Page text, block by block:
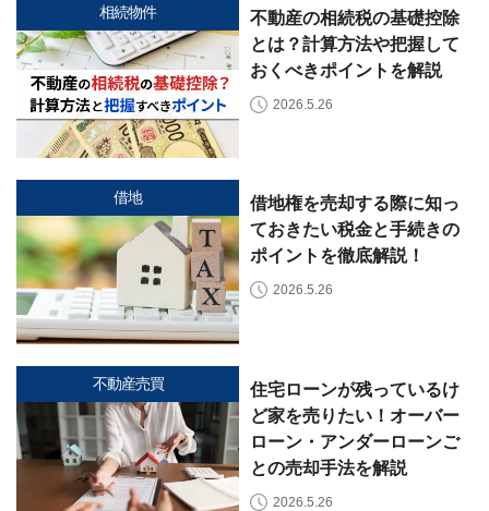
県
の
買
取
事
例
📖
お
立
ち
コ
ラ
ム
相
続・
有
持
分・
空
き
家・
税
金
▾
相続物件
不動産の相続税の基礎控除
とは？計算方法や把握して
おくべきポイントを解説
2026.5.26
借地
借地権を売却する際に知っ
ておきたい税金と手続きの
ポイントを徹底解説！
2026.5.26
不動産売買
住宅ローンが残っているけ
ど家を売りたい！オーバー
ローン・アンダーローンご
との売却手法を解説
2026.5.26